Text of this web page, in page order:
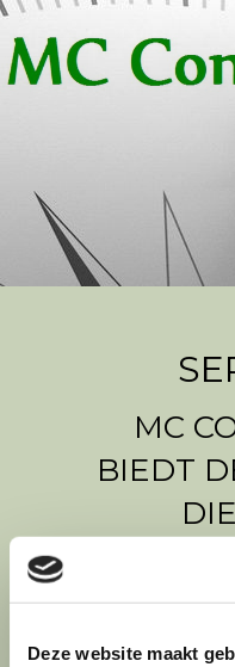
Deze website maakt
MC
BIEDT